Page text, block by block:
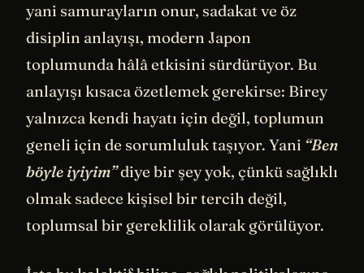
yani samurayların onur, sadakat ve öz
disiplin anlayışı, modern Japon
toplumunda hâlâ etkisini sürdürüyor. Bu
anlayışı kısaca özetlemek gerekirse: Birey
yalnızca kendi hayatı için değil, toplumun
geneli için de sorumluluk taşıyor. Yani “Ben
böyle iyiyim”diye bir şey yok, çünkü sağlıklı
olmak sadece kişisel bir tercih değil,
toplumsal bir gereklilik olarak görülüyor.